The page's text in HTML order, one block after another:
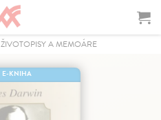
ŽIVOTOPISY A MEMOÁRE
E-KNIHA